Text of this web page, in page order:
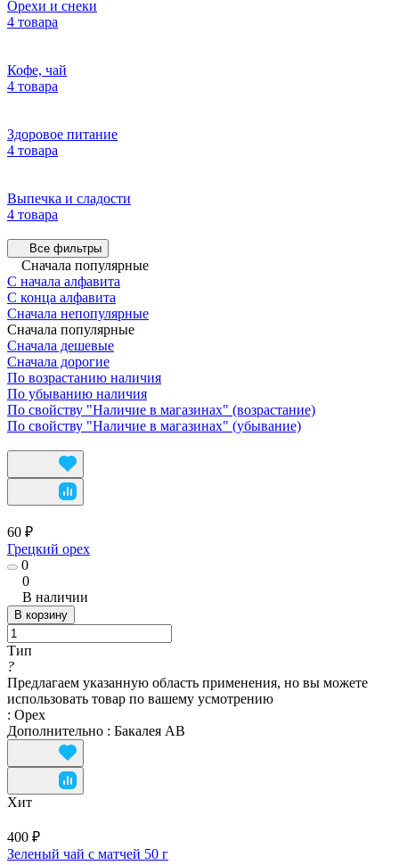
Орехи и снеки
4 товара
Кофе, чай
4 товара
Здоровое питание
4 товара
Выпечка и сладости
4 товара
Все фильтры
Сначала популярные
С начала алфавита
С конца алфавита
Сначала непопулярные
Сначала популярные
Сначала дешевые
Сначала дорогие
По возрастанию наличия
По убыванию наличия
По свойству "Наличие в магазинах" (возрастание)
По свойству "Наличие в магазинах" (убывание)
60 ₽
Грецкий орех
0
0
В наличии
В корзину
Тип
?
Предлагаем указанную область применения, но вы можете
использовать товар по вашему усмотрению
: Орех
Дополнительно : Бакалея АВ
Хит
400 ₽
Зеленый чай с матчей 50 г